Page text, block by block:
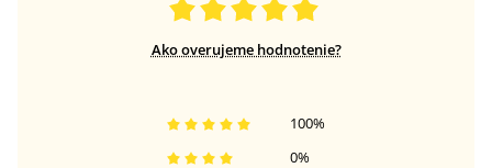
Ako overujeme hodnotenie?
0%
100%